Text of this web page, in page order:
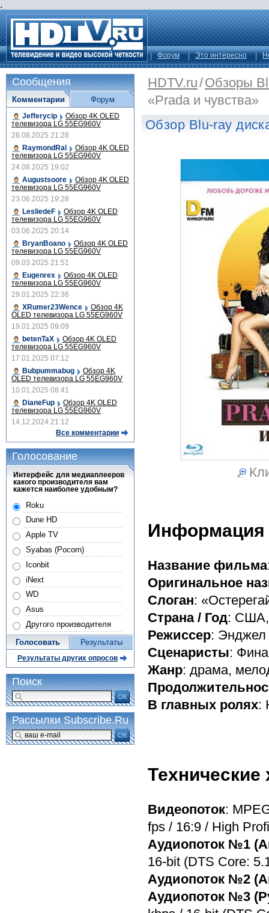
.
Форум Это интересно
HDTV.ru/Обзоры
«Prada и чувства»
Обзор Blu-ray
Название фильма
Оригинальное
Слоган:
Страна / Год: США,
Режиссер: Энджел
Сценаристы:
Жанр: драма,
В главных ролях:
Технические
Видеопоток:
fps / 16:9 / High
Аудиопоток №1
16-bit (DTS Core:
Аудиопоток №2
Аудиопоток №3
Сообщения
Комментарии
Jefferycip Обзор 4K OLED
телевизора LG 55EG960V
26.08.2025 21:28
RaymondRal
Обзор 4K OLED
телевизора LG 55EG960V
24.08.2025 19:02
Augustsoore
Обзор 4K OLED
телевизора LG 55EG960V
23.06.2025 19:28
LesliedeF
Обзор 4K OLED
телевизора LG 55EG960V
03.06.2025 20:14
BryanBoano
Обзор 4K OLED
телевизора LG 55EG960V
09.03.2025 21:51
Eugenrex
Обзор 4K OLED
телевизора LG 55EG960V
29.01.2025 22:36
XRumer23Wence
Обзор 4K
OLED телевизора LG 55EG960V
19.01.2025 09:09
betenTaX
Обзор 4K OLED
телевизора LG 55EG960V
17.01.2025 07:12
Bubpummabug
Обзор 4K
OLED телевизора LG 55EG960V
10.01.2025 08:41
DianeFup
Обзор 4K OLED
телевизора LG 55EG960V
14.12.2024 21:12
Все комментарии
Форум
Голосование
Интерфейс для медиаплееров
какого производителя вам
кажется наиболее удобным?
Roku
Dune HD
Apple TV
Syabas (Pocorn)
Iconbit
iNext
WD
Asus
Другого производителя
Голосовать Результаты
Результаты других опросов
Поиск
ОК
Рассылки Subscribe.Ru
ОК